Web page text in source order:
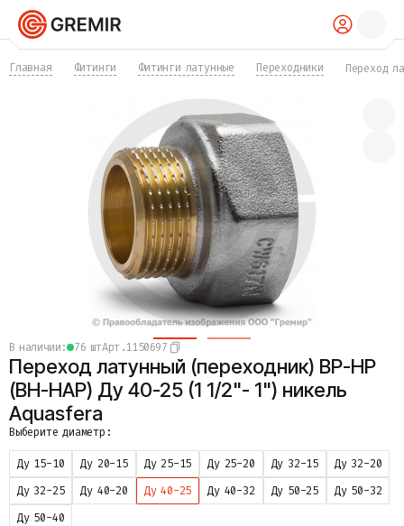
Переходы
Заглушки
Компенсаторы
Фасонные части
Крепеж
Прокладки и уплотнения
Теплоизоляция
Металлопрокат
Измерительные приборы
Баки
Детали трубопроводов
Водомерные узлы
Запорная арматура
Главная Фитинги Фитинги латунные Переходники Переход
в наличии: 76 штАрт.1150697
Переход латунный (переходник) ВР-НР
(ВН-НАР) Ду 40-25 (1 1/2"- 1") никель
Aquasfera
Выберите диаметр:
Ду 15-10 Ду 20-15 Ду 25-15 Ду 25-20 Ду 32-15
Ду 32-20
Ду 32-25
Ду 40-20 Ду 40-25 Ду 40-32 Ду 50-25
Ду 50-32
Ду 50-40